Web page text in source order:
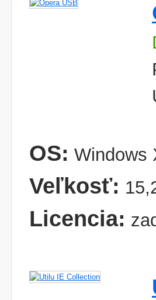
OS: Windows
Veľkosť:
Licencia: